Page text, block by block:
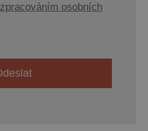
zpracováním osobních